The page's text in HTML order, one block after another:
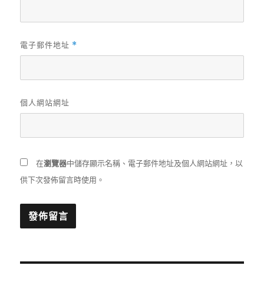
電子郵件地址 *
個人網站網址
在瀏覽器中儲存顯示名稱、電子郵件地址及個人網站網址，以
供下次發佈留言時使用。